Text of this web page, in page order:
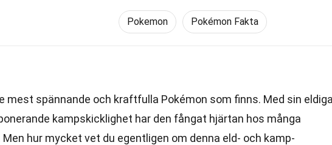
Pokemon Pokémon Fakta
mest spännande och kraftfulla Pokémon som finns. Med sin eldiga
kampskicklighet har den fångat hjärtan hos många
Men hur mycket vet du egentligen om denna eld- och kamp-